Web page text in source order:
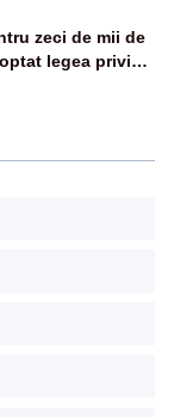
zeci de mii de
legea privind